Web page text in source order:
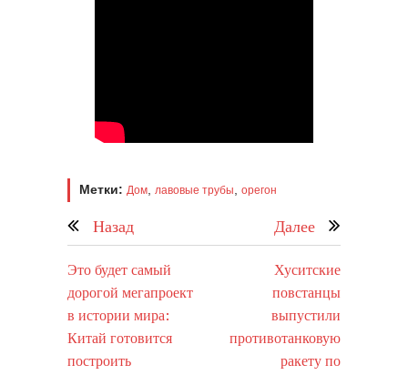
Метки: Дом лавовые трубы орегон
Назад Далее
Это будет самый
дорогой мегапроект
в истории мира:
Китай готовится
построить
Хуситские
повстанцы
выпустили
противотанковую
ракету по